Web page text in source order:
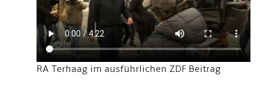
RA Terhaag im ausführlichen ZDF Beitrag